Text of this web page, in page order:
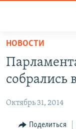
Вернуться
основному
содержанию
Вернутся
ТБИЛИСИ
СУХУМИ
ЦХИНВАЛИ
ВЕСЬ КАВКАЗ
НОВОСТИ
собрались
Октябрь 31, 2014
Поделиться